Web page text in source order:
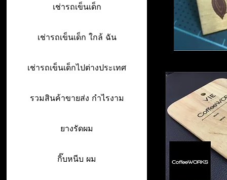
เช่ารถเข็นเด็ก
เช่ารถเข็นเด็ก ใกล้ ฉัน
เช่ารถเข็นเด็กไปต่างประเทศ
รวมสินค้าขายส่ง กำไรงาม
ยางรัดผม
กิ๊บหนีบ ผม